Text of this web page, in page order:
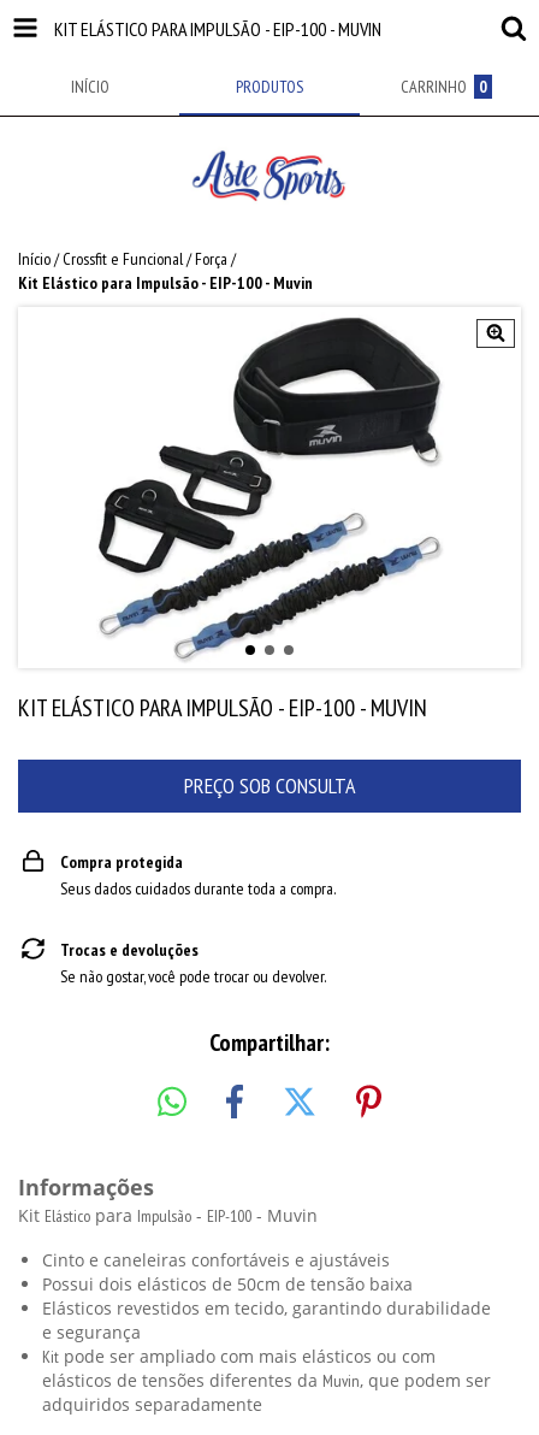
KIT ELÁSTICO PARA IMPULSÃO - EIP-100 - MUVIN
INÍCIO PRODUTOS CARRINHO 0
Início/ Crossfit e Funcional/Força /
Kit Elástico para Impulsão - EIP-100 - Muvin
KIT ELÁSTICO PARA IMPULSÃO - EIP-100 - MUVIN
Compra protegida
Seus dados cuidados durante toda a compra.
Trocas e devoluções
Se não gostar, você pode trocar ou devolver.
Compartilhar:
Informações
Kit Elástico para Impulsão - EIP-100 - Muvin
Cinto e caneleiras confortáveis e ajustáveis
Possui dois elásticos de 50cm de tensão baixa
Elásticos revestidos em tecido, garantindo durabilidade
e segurança
Kit pode ser ampliado com mais elásticos ou com
elásticos de tensões diferentes da Muvin, que podem ser
adquiridos separadamente